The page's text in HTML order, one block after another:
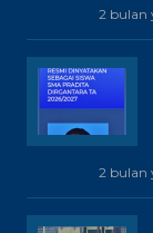
2 bulan
2 bulan